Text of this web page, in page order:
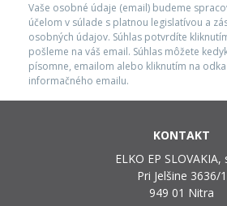
Vaše osobné údaje (email) budeme
účelom v súlade s platnou legislatívou a
osobných údajov. Súhlas potvrdíte
pošleme na váš email. Súhlas môžete
písomne, emailom alebo kliknutím na
informačného emailu.
KONTAKT
ELKO EP SLOVAKIA,
Pri Jelšine 3636/1
949 01 Nitra